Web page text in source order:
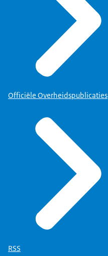
Officiële Overheidspublicaties
RSS